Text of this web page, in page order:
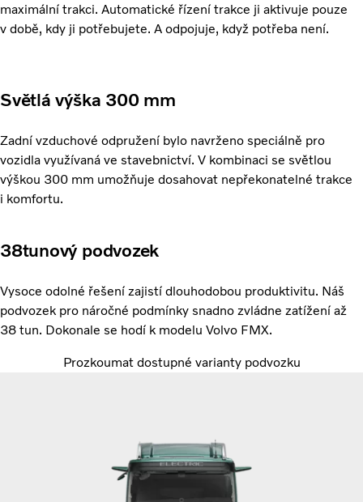
maximální trakci. Automatické řízení trakce ji aktivuje pouze
v době, kdy ji potřebujete. A odpojuje, když potřeba není.
Světlá výška 300 mm
Zadní vzduchové odpružení bylo navrženo speciálně pro
vozidla využívaná ve stavebnictví. V kombinaci se světlou
výškou 300 mm umožňuje dosahovat nepřekonatelné trakce
i komfortu.
38tunový podvozek
Vysoce odolné řešení zajistí dlouhodobou produktivitu. Náš
podvozek pro náročné podmínky snadno zvládne zatížení až
38 tun. Dokonale se hodí k modelu Volvo FMX.
Prozkoumat dostupné varianty podvozku